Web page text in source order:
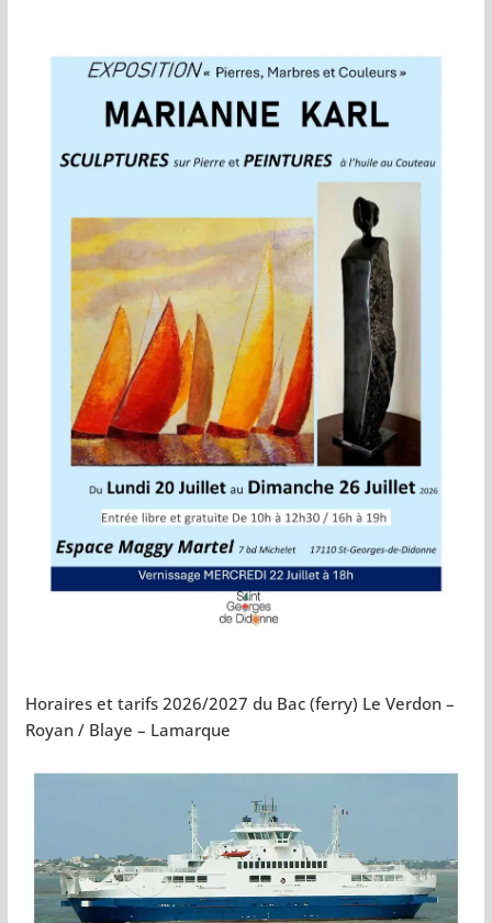
Horaires et tarifs 2026/2027 du Bac (ferry) Le Verdon –
Royan / Blaye – Lamarque